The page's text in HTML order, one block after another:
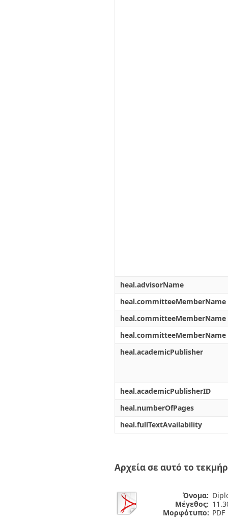
heal.advisorName
heal.committeeMemberName
heal.committeeMemberName
heal.committeeMemberName
heal.academicPublisher
heal.academicPublisherID
heal.numberOfPages
heal.fullTextAvailability
Αρχεία σε αυτό το
Όνομα:
Μέγεθος:
Μορφότυπο: PDF